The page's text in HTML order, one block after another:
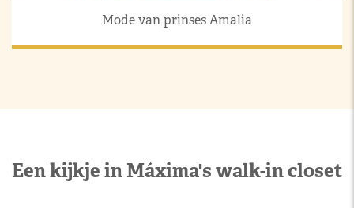
Mode van prinses Amalia
Een kijkje in Máxima's walk-in closet